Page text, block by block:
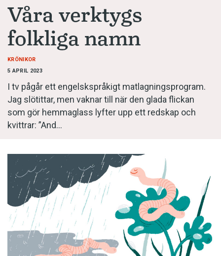
Föreslå nyord
Annonsera
Prenumerera
Läs Språktidningen digitalt
Press
Våra verktygs
folkliga namn
5 APRIL 2023
KRÖNIKOR
I tv pågår ett engelskspråkigt matlagningsprogram.
Jag slötittar, men vaknar till när den glada flickan
som gör hemmaglass lyfter upp ett redskap och
kvittrar: ”And…